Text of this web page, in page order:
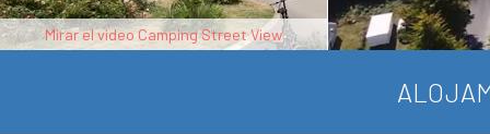
Mirar el video Camping Street View